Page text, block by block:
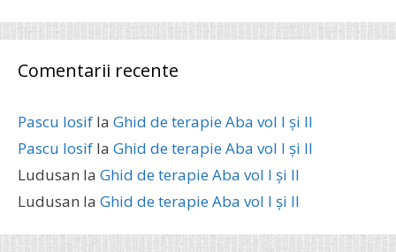
Comentarii recente
Pascu Iosif la Ghid de terapie Aba vol I și II
Pascu Iosif la Ghid de terapie Aba vol I și II
Ludusan la Ghid de terapie Aba vol I și II
Ludusan la Ghid de terapie Aba vol I și II